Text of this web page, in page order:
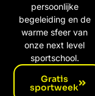
persoonlijke
begeleiding en de
warme sfeer van
onze next level
sportschool.
Gratis
sportweek